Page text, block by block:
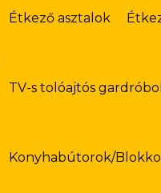
Étkező asztalok
TV-s tolóajtós
Konyhabútorok/